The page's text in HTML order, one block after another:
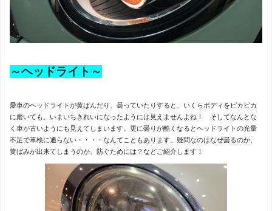
～ヘッドライト～
愛車のヘッドライトが黄ばんだり、曇っていたりすると、いくらボディをピカピカ
に磨いても、いまいちきれいになったようには見えませんよね！ そしてなんとな
く車が古いようにも見えてしまいます。更に曇りが酷くなるとヘッドライトの光量
不足で車検に通らない・・・・なんてこともあります。疑問なのはなぜ曇るのか、
黄ばみが出来てしまうのか、防ぐためには？などご紹介します！